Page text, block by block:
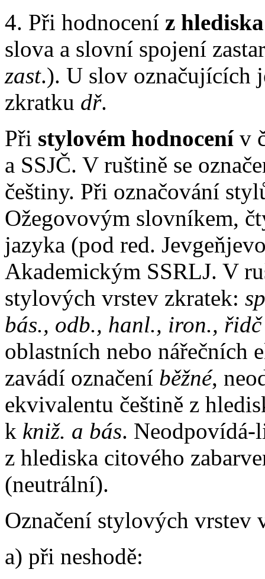
4. Při hodnocení z hlediska
slova a slovní spojení
zast.). U slov označujících
zkratku dř.
Při stylovém hodnocenív
a SSJČ. V ruštině se
češtiny. Při označování
Ožegovovým slovníkem,
jazyka (pod red.
Akademickým SSRLJ. V
stylových vrstev zkratek:
bás., odb., hanl., iron.,
oblastních nebo nářečních
zavádí označení běžné,
ekvivalentu češtině z
k kniž. a bás.
z hlediska citového
(neutrální).
Označení stylových vrstev
a) při neshodě: